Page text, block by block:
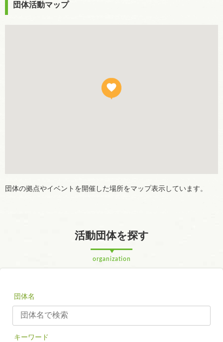
団体活動マップ
団体の拠点やイベントを開催した場所をマップ表示しています。
活動団体を探す
organization
団体名
キーワード